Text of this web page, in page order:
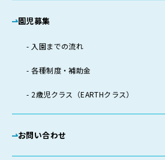
園児募集
入園までの流れ
各種制度・補助金
2歳児クラス（EARTHクラス）
お問い合わせ